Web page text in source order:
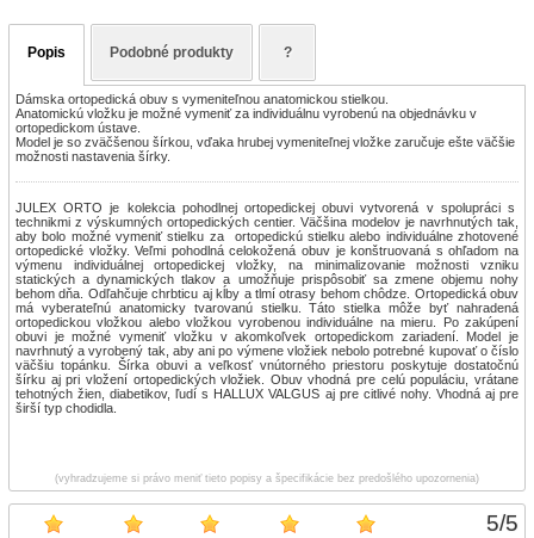
5/5
Popis Podobné produkty ?
Dámska ortopedická obuv s vymeniteľnou anatomickou stielkou.
Anatomickú vložku je možné vymeniť za individuálnu vyrobenú na objednávku v
ortopedickom ústave.
Model je so zväčšenou šírkou, vďaka hrubej vymeniteľnej vložke zaručuje ešte väčšie
možnosti nastavenia šírky.
JULEX ORTO je kolekcia pohodlnej ortopedickej obuvi vytvorená v spolupráci s
technikmi z výskumných ortopedických centier. Väčšina modelov je navrhnutých tak,
aby bolo možné vymeniť stielku za ortopedickú stielku alebo individuálne zhotovené
ortopedické vložky. Veľmi pohodlná celokožená obuv je konštruovaná s ohľadom na
výmenu individuálnej ortopedickej vložky, na minimalizovanie možnosti vzniku
statických a dynamických tlakov a umožňuje prispôsobiť sa zmene objemu nohy
behom dňa. Odľahčuje chrbticu aj kĺby a tlmí otrasy behom chôdze. Ortopedická obuv
má vyberateľnú anatomicky tvarovanú stielku. Táto stielka môže byť nahradená
ortopedickou vložkou alebo vložkou vyrobenou individuálne na mieru. Po zakúpení
obuvi je možné vymeniť vložku v akomkoľvek ortopedickom zariadení. Model je
navrhnutý a vyrobený tak, aby ani po výmene vložiek nebolo potrebné kupovať o číslo
väčšiu topánku. Šírka obuvi a veľkosť vnútorného priestoru poskytuje dostatočnú
šírku aj pri vložení ortopedických vložiek. Obuv vhodná pre celú populáciu, vrátane
tehotných žien, diabetikov, ľudí s HALLUX VALGUS aj pre citlivé nohy. Vhodná aj pre
širší typ chodidla.
(vyhradzujeme si právo meniť tieto popisy a špecifikácie bez predošlého upozornenia)